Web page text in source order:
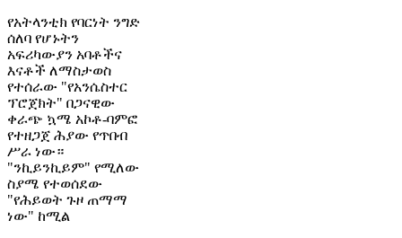
የአትላንቲክ የባርነት ንግድ
ሰለባ የሆኑትን
አፍሪካውያን አባቶችና
እናቶች ለማስታወስ
የተሰራው "የአንሴስተር
ፕሮጀክት" በጋናዊው
ቀራጭ ኳሜ አኮቶ-ባምፎ
የተዘጋጀ ሕያው የጥበብ
ሥራ ነው።
"ንኪይንኪይም" የሚለው
ስያሜ የተወሰደው
"የሕይወት ጉዞ ጠማማ
ነው" ከሚል